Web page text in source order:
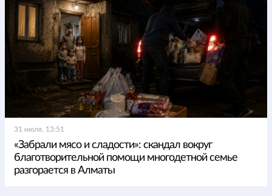
31 июля, 13:51
«Забрали мясо и сладости»: скандал вокруг
благотворительной помощи многодетной семье
разгорается в Алматы